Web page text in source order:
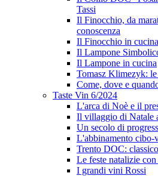
Tassi
Il Finocchio, da
conoscenza
Il Finocchio in cucina
Il Lampone
Il Lampone in cucina
Tomasz Klimezyk:
Come, dove e
Taste Vin 6/2024
L'arca di Noè e il
Il villaggio di Natale
Un secolo di
L'abbinamento cibo-
Trento DOC:
Le feste natalizie
I grandi vini Rossi